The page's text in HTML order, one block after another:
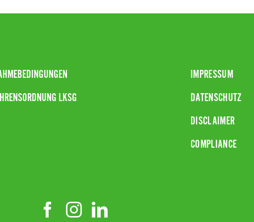
LKSG
IMPRESSUM
DATENSCHUTZ
DISCLAIMER
COMPLIANCE